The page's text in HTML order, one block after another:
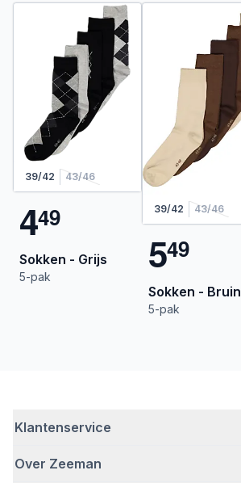
39/42 43/46
449
Sokken - Grijs
5-pak
39/42 43/46
549
Sokken - Bruin
5-pak
Klantenservice
Veelgestelde vragen
Over Zeeman